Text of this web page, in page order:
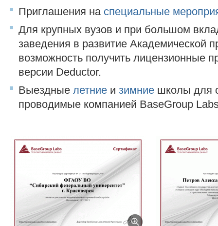
Приглашения на специальные
Для крупных вузов и при большом
заведения в развитие Академической
возможность получить лицензионные
версии Deductor.
Выездные летние и зимние школы для
проводимые компанией BaseGroup